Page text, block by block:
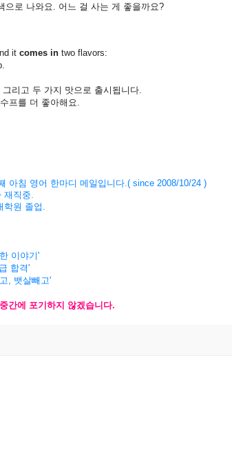
으로 나와요 어느 걸 사는 게 좋을까요?
it comes in two flavors:
그리고 두 가지 맛으로 출시됩니다.
수프를 더 좋아해요
아침 영어 한마디 메일입니다 .( since 2008/10/24 )
재직중
학원 졸업
이야기'
합격'
, 뱃살빼고'
중간에 포기하지 않겠습니 다.